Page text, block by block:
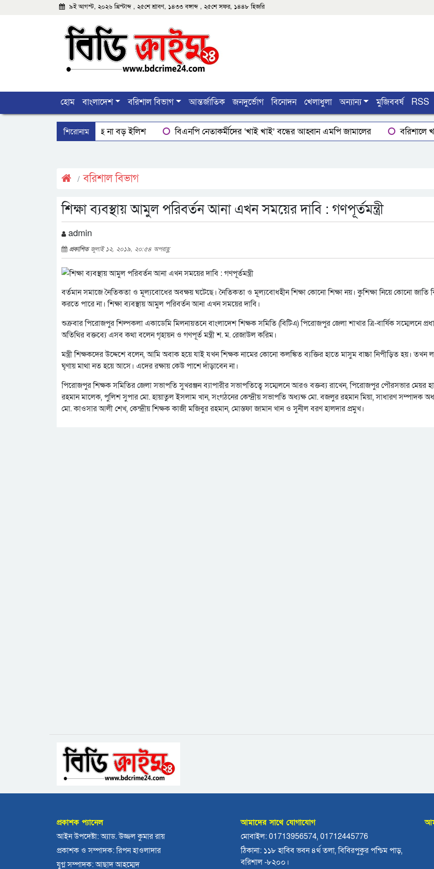
৯ই আগস্ট, ২০২৬ খ্রিস্টাব্দ , ২৫শে শ্রাবণ, ১৪৩৩ বঙ্গাব্দ , ২৫শে সফর, ১৪৪৮ হিজরি
হোম বাংলাদেশ বরিশাল বিভাগ আন্তর্জাতিক জনদুর্ভোগ বিনোদন খেলাধুলা অন্যান্য মুজিববর্ষ RSS
শিরোনাম
বরিশালে মিলছে না বড় ইলিশ বিএনপি নেতাকর্মীদের ‘খাই খাই’ বন্ধের আহ্বান এমপি জামালের বরিশালে
বরিশাল বিভাগ
শিক্ষা ব্যবস্থায় আমুল পরিবর্তন আনা এখন সময়ের দাবি : গণপূর্তমন্ত্রী
admin
প্রকাশিতজুলাই ১২, ২০১৯, ২০:৫৪ অপরাহ্ণ
বর্তমান সমাজে নৈতিকতা ও মূল্যবোধের অবক্ষয় ঘটেছে। নৈতিকতা ও মূল্যবোধহীন শিক্ষা কোনো শিক্ষা নয়। কুশিক্ষা নিয়ে কোনো জাতি
করতে পারে না। শিক্ষা ব্যবস্থায় আমুল পরিবর্তন আনা এখন সময়ের দাবি।
শুক্রবার পিরোজপুর শিল্পকলা একাডেমি মিলনায়তনে বাংলাদেশ শিক্ষক সমিতি (বিটিএ) পিরোজপুর জেলা শাখার ত্রি-বার্ষিক সম্মেলনে
অতিথির বক্তব্যে এসব কথা বলেন গৃহায়ন ও গণপূর্ত মন্ত্রী শ. ম. রেজাউল করিম।
মন্ত্রী শিক্ষকদের উদ্দেশে বলেন, আমি অবাক হয়ে যাই যখন শিক্ষক নামের কোনো কলঙ্কিত ব্যক্তির হাতে মাসুম বাচ্চা নিপীড়িত হয়। তখন
ঘৃণায় মাথা নত হয়ে আসে। এদের রক্ষায় কেউ পাশে দাঁড়াবেন না।
পিরোজপুর শিক্ষক সমিতির জেলা সভাপতি সুখরঞ্জন ব্যাপারীর সভাপতিত্বে সম্মেলনে আরও বক্তব্য রাখেন, পিরোজপুর পৌরসভার মেয়র
রহমান মালেক, পুলিশ সুপার মো. হায়াতুল ইসলাম খান, সংগঠনের কেন্দ্রীয় সভাপতি অধ্যক্ষ মো. বজলুর রহমান মিয়া, সাধারণ সম্পাদক
মো. কাওসার আলী শেখ, কেন্দ্রীয় শিক্ষক কাজী মজিবুর রহমান, মোস্তফা জামান খান ও সুনীল বরণ হালদার প্রমুখ।
প্রকাশক প্যানেল
আইন উপদেষ্টা: অ্যাড. উজ্জল কুমার রায়
প্রকাশক ও সম্পাদক: রিপন হাওলাদার
যুগ্ন সম্পাদক: আছাদ আহম্মেদ
আমাদের সাথে যোগাযোগ
মোবাইল: 01713956574, 01712445776
ঠিকানা: ১১৮ হাবিব ভবন ৪র্থ তলা, বিবিরপুকুর পশ্চিম পাড়,
বরিশাল -৮২০০।